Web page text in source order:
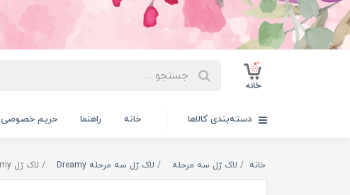
دسته‌بندی کالاها خانه راهنما حریم خصوصی
خانه لاک ژل سه مرحله لاک ژل سه مرحله Dreamy لاک ژل Dreamy کد 194